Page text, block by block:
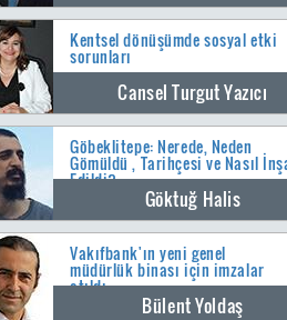
Kentsel dönüşümde sosyal etki
sorunları
Cansel Turgut Yazıcı
Göbeklitepe: Nerede, Neden
Gömüldü , Tarihçesi ve Nasıl
Edildi?
Göktuğ Halis
Vakıfbank'ın yeni genel
müdürlük binası için imzalar
atıldı
Bülent Yoldaş